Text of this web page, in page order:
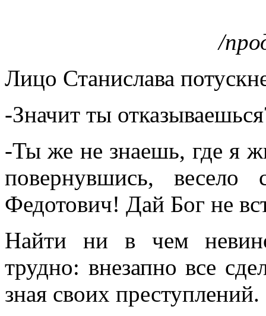
/
Лицо Станислава
-Значит ты
-Ты же не знаешь, где я
повернувшись, весело
Федотович! Дай Бог не
Найти ни в чем
трудно: внезапно все
зная своих преступлений.